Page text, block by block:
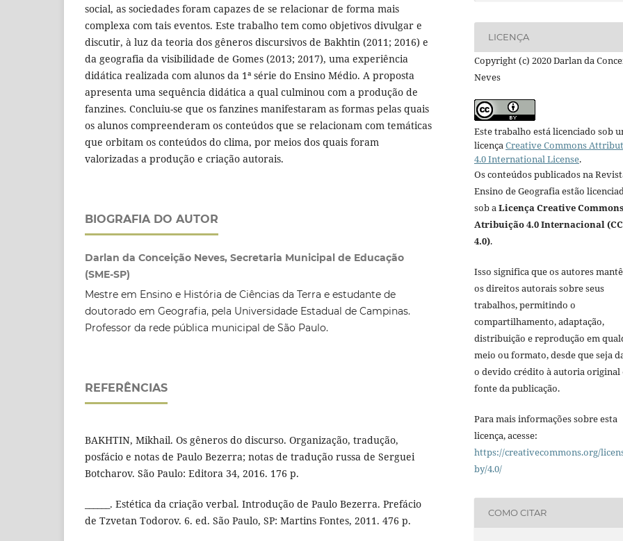
social, as sociedades foram capazes de se relacionar de forma mais
complexa com tais eventos. Este trabalho tem como objetivos divulgar e
discutir, à luz da teoria dos gêneros discursivos de Bakhtin (2011; 2016) e
da geografia da visibilidade de Gomes (2013; 2017), uma experiência
didática realizada com alunos da 1ª série do Ensino Médio. A proposta
apresenta uma sequência didática a qual culminou com a produção de
fanzines. Concluiu-se que os fanzines manifestaram as formas pelas quais
os alunos compreenderam os conteúdos que se relacionam com temáticas
que orbitam os conteúdos do clima, por meios dos quais foram
valorizadas a produção e criação autorais.
BIOGRAFIA DO AUTOR
Darlan da Conceição Neves, Secretaria Municipal de Educação
(SME-SP)
Mestre em Ensino e História de Ciências da Terra e estudante de
doutorado em Geografia, pela Universidade Estadual de Campinas.
Professor da rede pública municipal de São Paulo.
REFERÊNCIAS
BAKHTIN, Mikhail. Os gêneros do discurso. Organização, tradução,
posfácio e notas de Paulo Bezerra; notas de tradução russa de Serguei
Botcharov. São Paulo: Editora 34, 2016. 176 p.
______. Estética da criação verbal. Introdução de Paulo Bezerra. Prefácio
de Tzvetan Todorov. 6. ed. São Paulo, SP: Martins Fontes, 2011. 476 p.
LICENÇA
Copyright (c) 2020 Darlan da
Neves
Este trabalho está licenciado sob
licençaCreative Commons
4.0 International License.
Os conteúdos publicados na
Ensino de Geografia estão
sob aLicença Creative Commons
Atribuição 4.0 Internacional (CC
4.0).
Isso significa que os autores
os direitos autorais sobre seus
trabalhos, permitindo o
compartilhamento, adaptação,
distribuição e reprodução em
meio ou formato, desde que seja
o devido crédito à autoria original
fonte da publicação.
Para mais informações sobre esta
licença, acesse:
https://creativecommons.org/
by/4.0/
COMO CITAR